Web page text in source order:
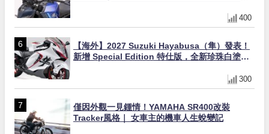
400
【海外】2027 Suzuki Hayabusa（隼）發表！
新增 Special Edition 特仕版，全新珍珠白塗裝
300
僅因外觀一見鍾情！YAMAHA SR400改裝
Tracker風格｜ 女車主的機車人生蛻變記